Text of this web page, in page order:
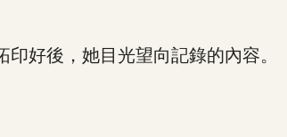
好後，她目光望向記錄的內容。